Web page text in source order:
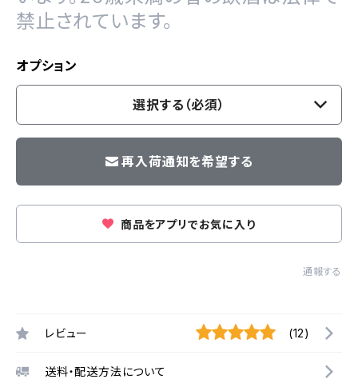
禁止されています。
オプション
選択する（必須）
再入荷通知を希望する
商品をアプリでお気に入り
通報する
レビュー (12)
送料・配送方法について